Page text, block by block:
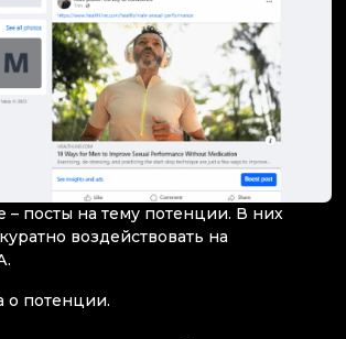
посты на тему потенции. В них
воздействовать на
о потенции.